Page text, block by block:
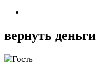
вернуть деньги